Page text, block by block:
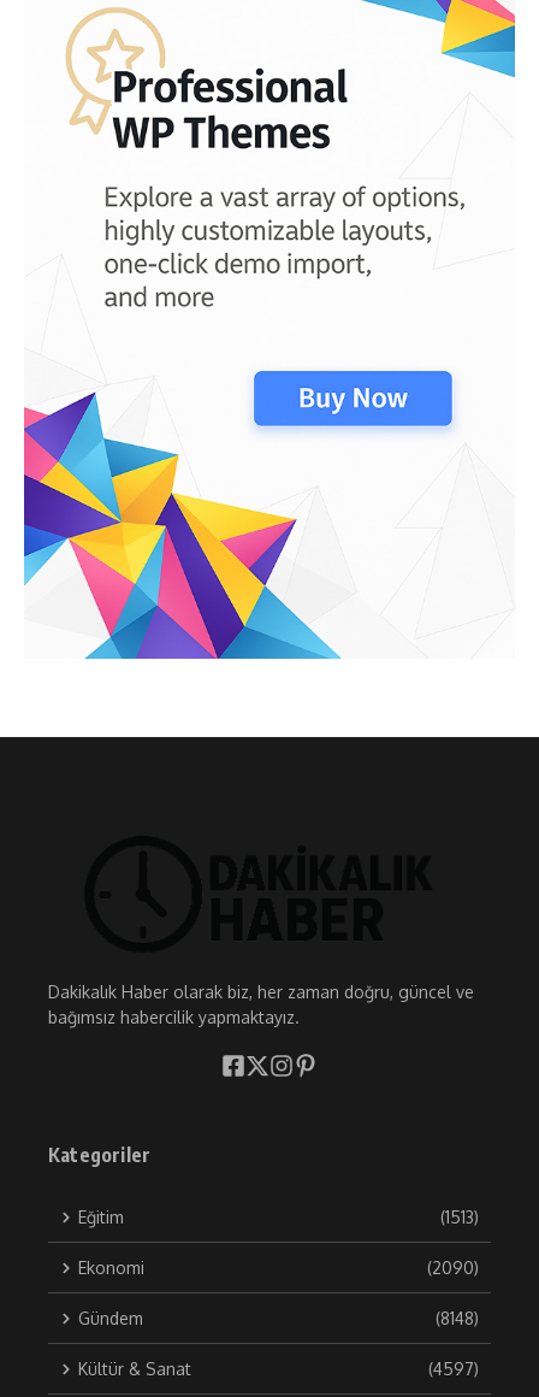
Dakikalık Haber olarak biz, her zaman doğru, güncel ve
bağımsız habercilik yapmaktayız.
Kategoriler
Eğitim (1513)
Ekonomi (2090)
Gündem (8148)
Kültür & Sanat (4597)